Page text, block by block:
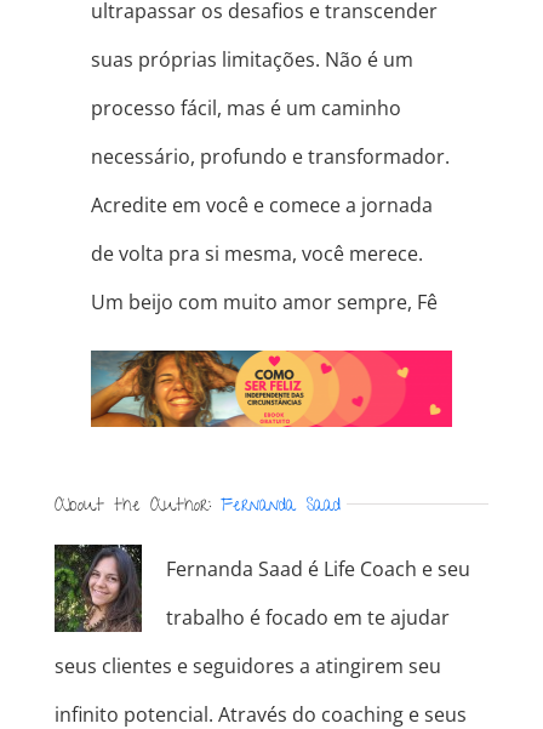
ultrapassar os desafios e transcender
suas próprias limitações. Não é um
processo fácil, mas é um caminho
necessário, profundo e transformador.
Acredite em você e comece a jornada
de volta pra si mesma, você merece.
Um beijo com muito amor sempre, Fê
About the Author: Fernanda Saad
Fernanda Saad é Life Coach e seu
trabalho é focado em te ajudar
seus clientes e seguidores a atingirem seu
infinito potencial. Através do coaching e seus